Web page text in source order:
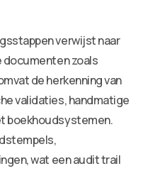
verwijst naar
documenten zoals
de herkenning van
validaties, handmatige
boekhoudsystemen.
wat een audit trail